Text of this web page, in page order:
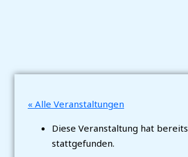
« Alle Veranstaltungen
Diese Veranstaltung hat bereits
stattgefunden.